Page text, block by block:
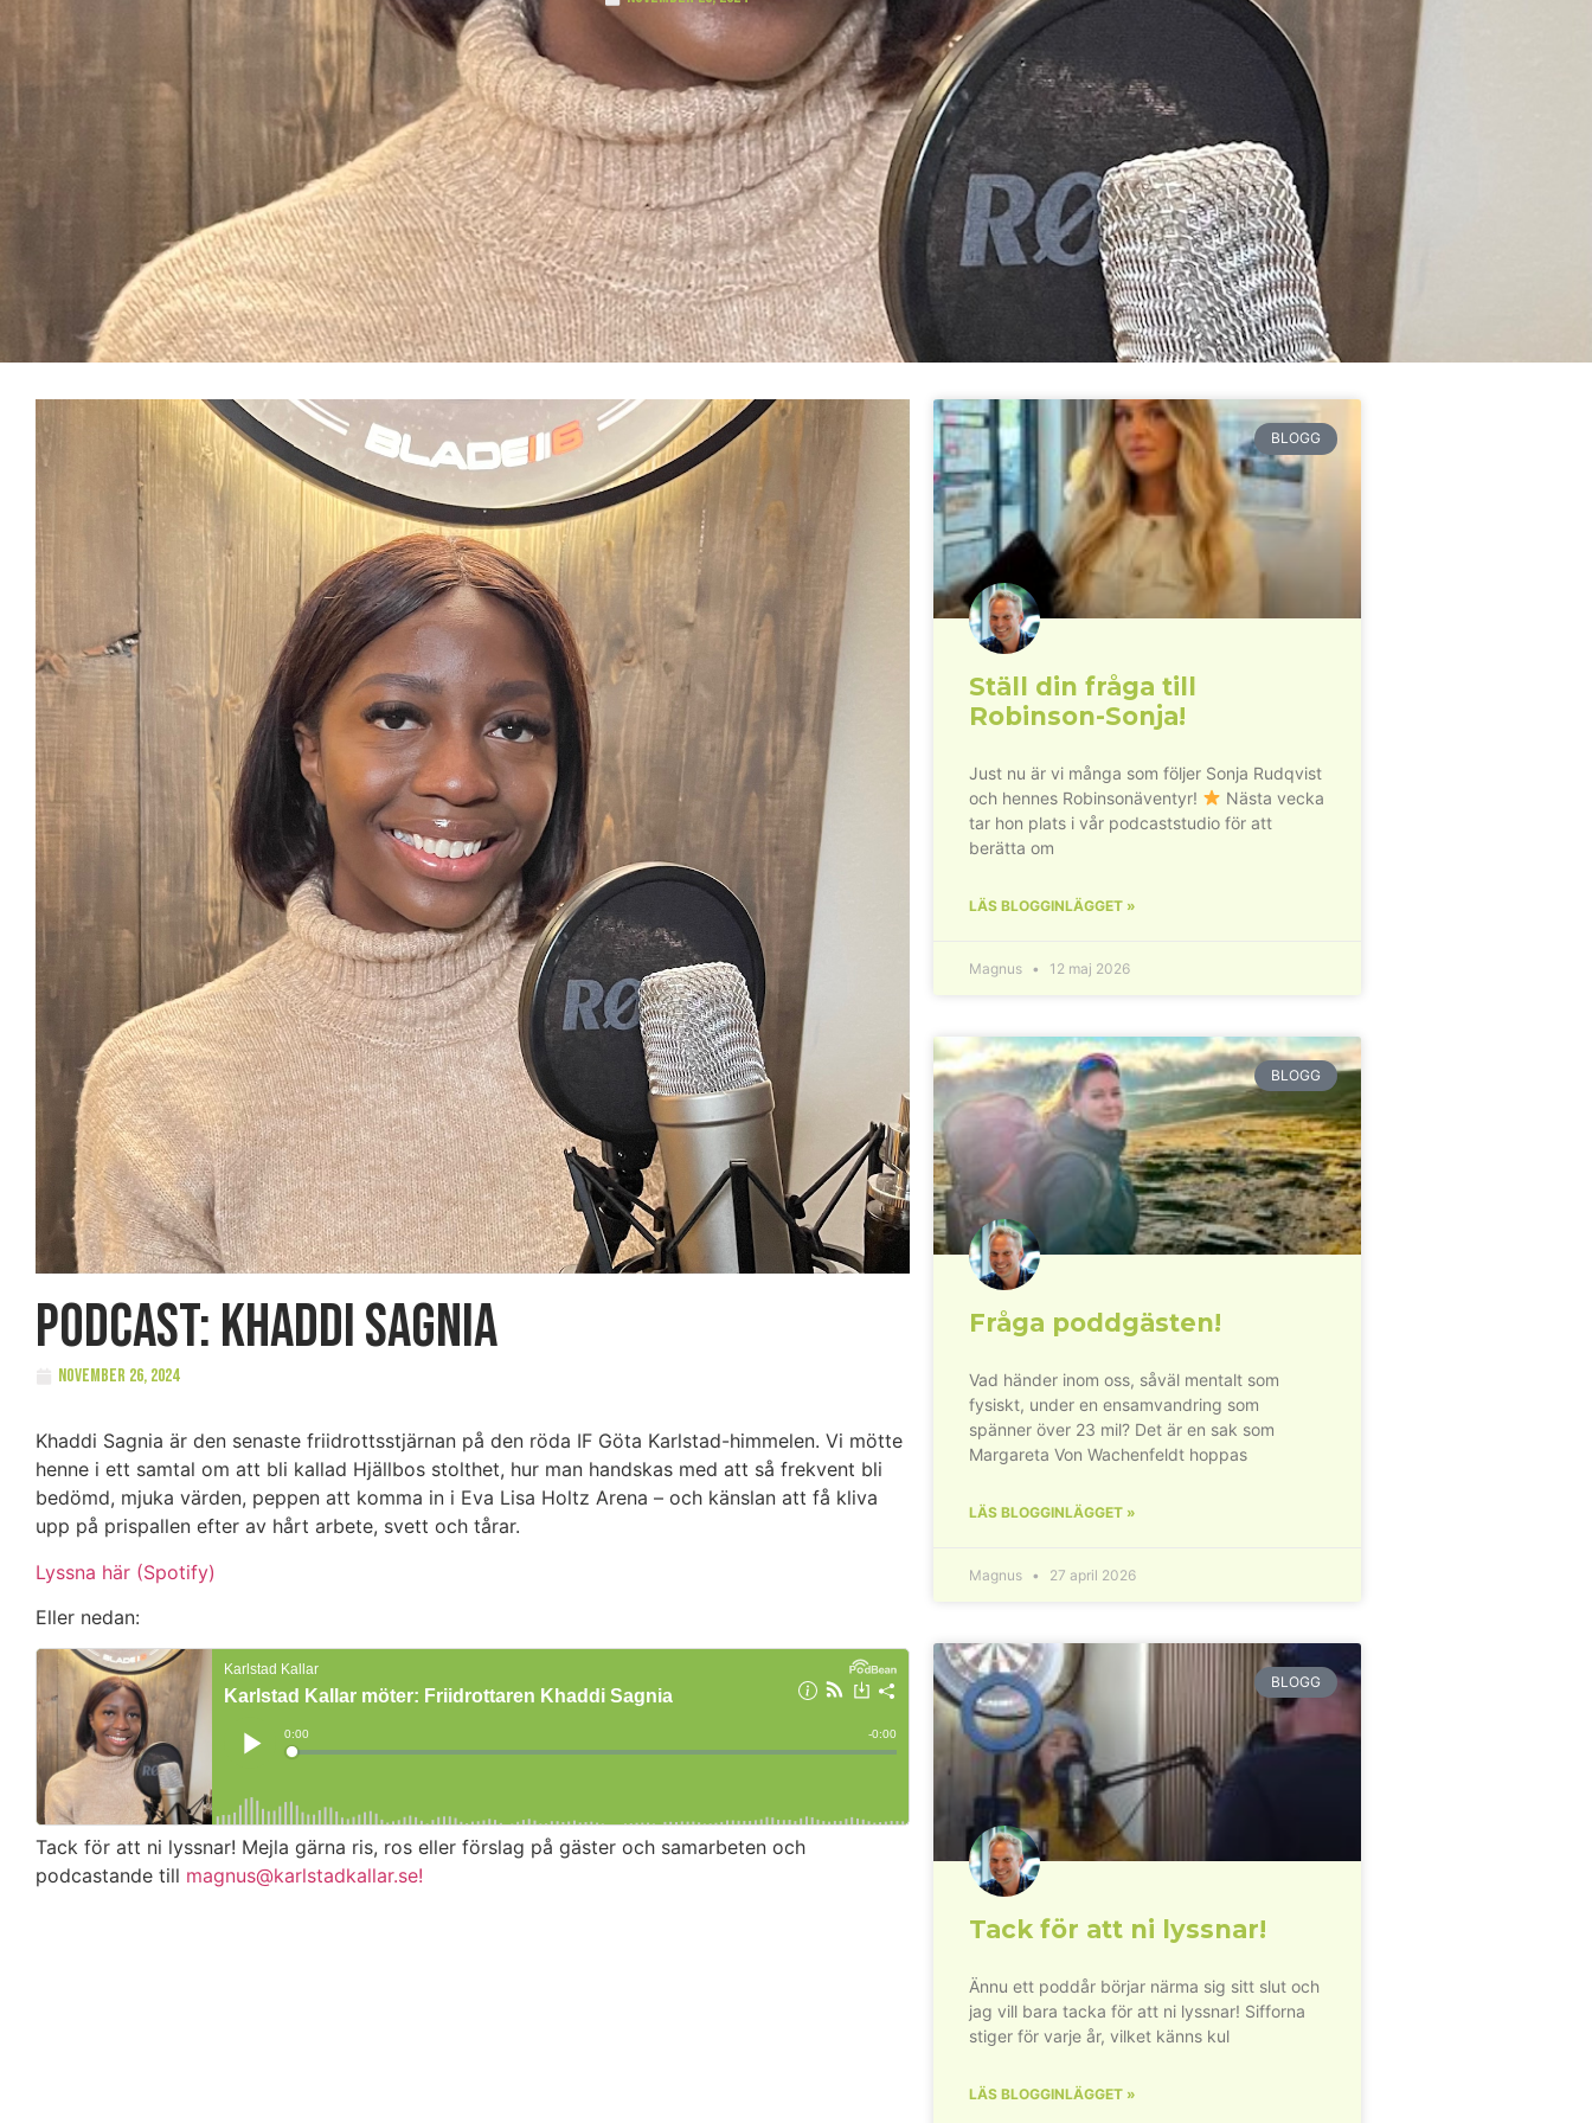
PODCAST: Khaddi Sagnia
november 26, 2024
Khaddi Sagnia är den senaste friidrottsstjärnan på den röda IF Göta Karlstad-himmelen. Vi mötte
henne i ett samtal om att bli kallad Hjällbos stolthet, hur man handskas med att så frekvent bli
bedömd, mjuka värden, peppen att komma in i Eva Lisa Holtz Arena – och känslan att få kliva
upp på prispallen efter av hårt arbete, svett och tårar.
Lyssna här (Spotify)
Eller nedan:
Tack för att ni lyssnar! Mejla gärna ris, ros eller förslag på gäster och samarbeten och
podcastande till magnus@karlstadkallar.se!
BLOGG
Ställ din fråga till
Robinson-Sonja!
Just nu är vi många som följer Sonja Rudqvist
och hennes Robinsonäventyr!
Nästa vecka
tar hon plats i vår podcaststudio för att
berätta om
LÄS BLOGGINLÄGGET »
Magnus 12 maj 2026
BLOGG
Fråga poddgästen!
Vad händer inom oss, såväl mentalt som
fysiskt, under en ensamvandring som
spänner över 23 mil? Det är en sak som
Margareta Von Wachenfeldt hoppas
LÄS BLOGGINLÄGGET »
Magnus 27 april 2026
BLOGG
Tack för att ni lyssnar!
Ännu ett poddår börjar närma sig sitt slut och
jag vill bara tacka för att ni lyssnar! Sifforna
stiger för varje år, vilket känns kul
LÄS BLOGGINLÄGGET »